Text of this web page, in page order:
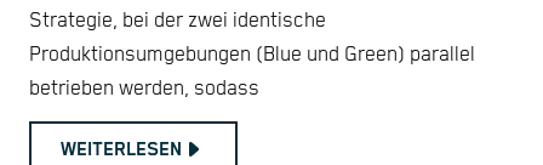
Strategie, bei der zwei identische
Produktionsumgebungen (Blue und Green) parallel
betrieben werden, sodass
WEITERLESEN